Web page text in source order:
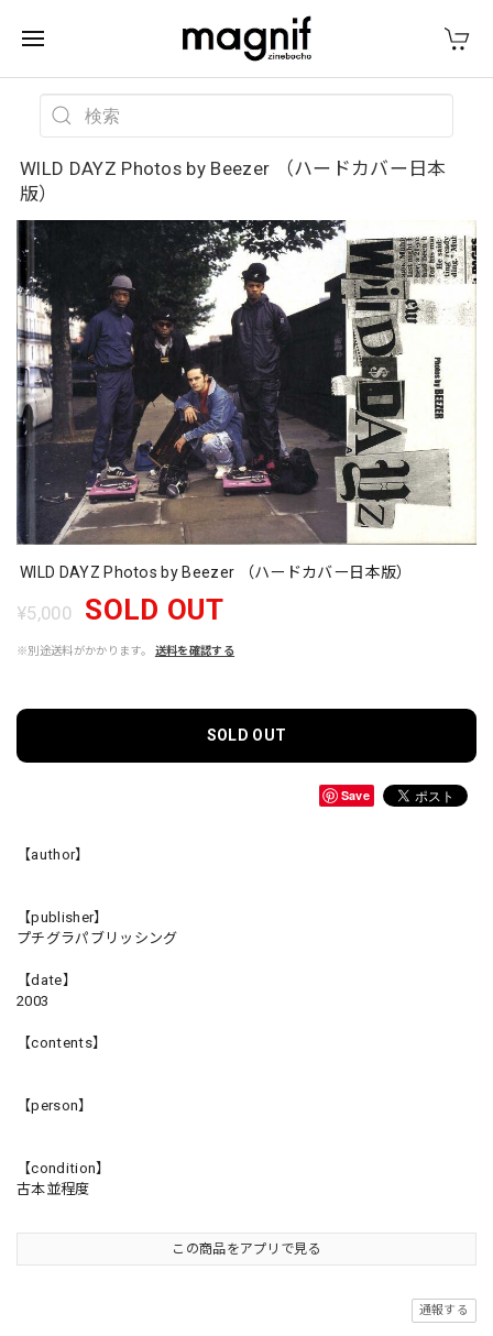
WILD DAYZ Photos by Beezer （ハードカバー日本
版）
WILD DAYZ Photos by Beezer （ハードカバー日本版）
¥5,000 SOLD OUT
※別途送料がかかります。 送料を確認する
SOLD OUT
Save
【author】
【publisher】
プチグラパブリッシング
【date】
2003
【contents】
【person】
【condition】
古本並程度
この商品をアプリで見る
通報する